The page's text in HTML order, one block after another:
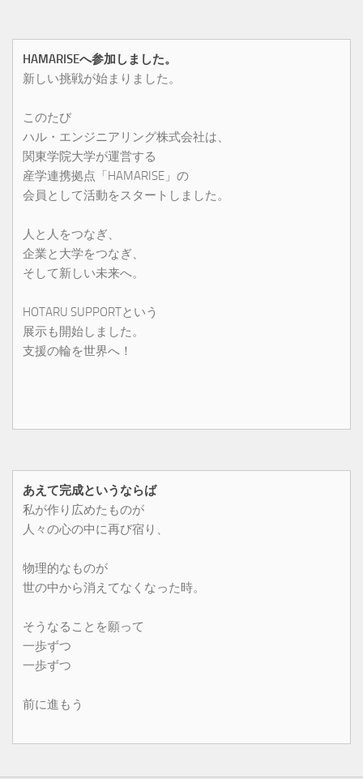
HAMARISEへ参加しました。
新しい挑戦が始まりました。
このたび
ハル・エンジニアリング株式会社は、
関東学院大学が運営する
産学連携拠点「HAMARISE」の
会員として活動をスタートしました。
人と人をつなぎ、
企業と大学をつなぎ、
そして新しい未来へ。
HOTARU SUPPORTという
展示も開始しました。
支援の輪を世界へ！
あえて完成というならば
私が作り広めたものが
人々の心の中に再び宿り、
物理的なものが
世の中から消えてなくなった時。
そうなることを願って
一歩ずつ
一歩ずつ
前に進もう